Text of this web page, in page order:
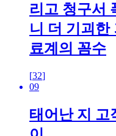
리고 청구서
니 더 기괴한
료계의 꼼수
[32]
09
태어난 지 고